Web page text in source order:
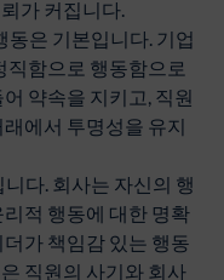
가 커집니다.
동은 기본입니다. 기업
직함으로 행동함으로
약속을 지키고, 직원
에서 투명성을 유지
다. 회사는 자신의 행
적 행동에 대한 명확
가 책임감 있는 행동
직원의 사기와 회사